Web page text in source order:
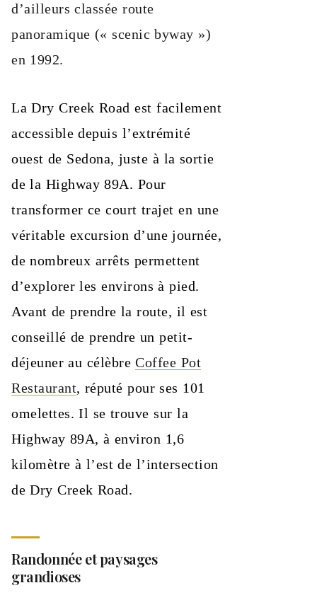
d’ailleurs classée route
panoramique (« scenic byway »)
en 1992.
La Dry Creek Road est facilement
accessible depuis l’extrémité
ouest de Sedona, juste à la sortie
de la Highway 89A. Pour
transformer ce court trajet en une
véritable excursion d’une journée,
de nombreux arrêts permettent
d’explorer les environs à pied.
Avant de prendre la route, il est
conseillé de prendre un petit-
déjeuner au célèbreCoffee Pot
Restaurant, réputé pour ses 101
omelettes. Il se trouve sur la
Highway 89A, à environ 1,6
kilomètre à l’est de l’intersection
de Dry Creek Road.
Randonnée et paysages
grandioses